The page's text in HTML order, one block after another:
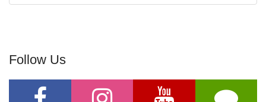
Follow Us